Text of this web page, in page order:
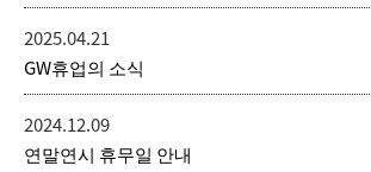
2025.04.21
GW휴업의 소식
2024.12.09
연말연시 휴무일 안내